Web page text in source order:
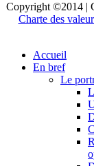
Copyright ©2014 |
Charte des
Accueil
En bref
Le